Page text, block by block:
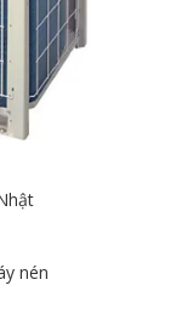
nén